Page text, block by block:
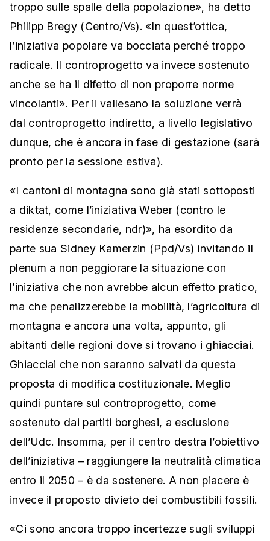
troppo sulle spalle della popolazione», ha detto
Philipp Bregy (Centro/Vs). «In quest’ottica,
l’iniziativa popolare va bocciata perché troppo
radicale. Il controprogetto va invece sostenuto
anche se ha il difetto di non proporre norme
vincolanti». Per il vallesano la soluzione verrà
dal controprogetto indiretto, a livello legislativo
dunque, che è ancora in fase di gestazione (sarà
pronto per la sessione estiva).
«I cantoni di montagna sono già stati sottoposti
a diktat, come l’iniziativa Weber (contro le
residenze secondarie, ndr)», ha esordito da
parte sua Sidney Kamerzin (Ppd/Vs) invitando il
plenum a non peggiorare la situazione con
l’iniziativa che non avrebbe alcun effetto pratico,
ma che penalizzerebbe la mobilità, l’agricoltura di
montagna e ancora una volta, appunto, gli
abitanti delle regioni dove si trovano i ghiacciai.
Ghiacciai che non saranno salvati da questa
proposta di modifica costituzionale. Meglio
quindi puntare sul controprogetto, come
sostenuto dai partiti borghesi, a esclusione
dell’Udc. Insomma, per il centro destra l’obiettivo
dell’iniziativa – raggiungere la neutralità climatica
entro il 2050 – è da sostenere. A non piacere è
invece il proposto divieto dei combustibili fossili.
«Ci sono ancora troppo incertezze sugli sviluppi